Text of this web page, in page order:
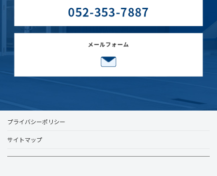
プライバシーポリシー
サイトマップ